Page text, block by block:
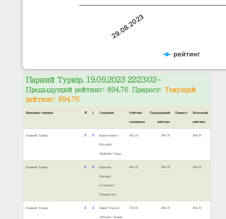
рейтинг
29.08.2023
Парний Турнір. 19.09.2023 22:23:02–
Предыдущий рейтинг: 894.76 Прирост: Текущий
рейтинг: 894.76
Название турнира W L Соперник Рейтинг
соперника
Предыдущий
рейтинг
Прирост Итоговый
рейтинг
Парний Турнір 3 0 Коротченко-
Віталій/
Майний-Тарас
465.05 894.76 894.76
Парний Турнір 3 0 Крилов-
Едуард/
Степунін-
Владислав
441.52 894.76 894.76
Парний Турнір 3 2 Іщик-Павло/
Лебедєв-Денис
708.91 894.76 894.76